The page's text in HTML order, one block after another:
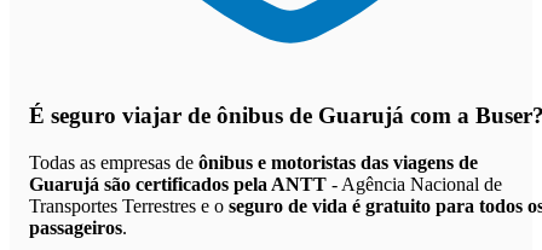
É seguro viajar de ônibus de Guarujá com a
Todas as empresas de ônibus e motoristas das viagens de
Guarujá são certificados pela ANTT - Agência Nacional de
Transportes Terrestres e o seguro de vida é gratuito para todos
passageiros.